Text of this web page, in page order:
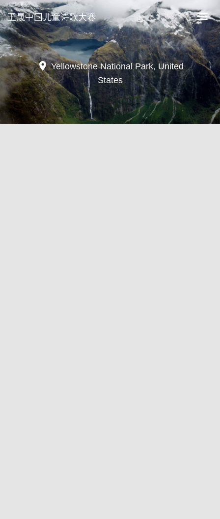
王
中
国
儿
童
赛
王晟中国儿童诗歌大赛
location_onYellowstone National Park, United
States